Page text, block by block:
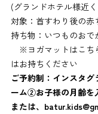
(グランドホテル様近
対象：首すわり後の赤
持ち物：いつものおで
※ヨガマットはこち
はお持ちください
ご予約制：インスタ
ーム②お子様の月齢を
または、